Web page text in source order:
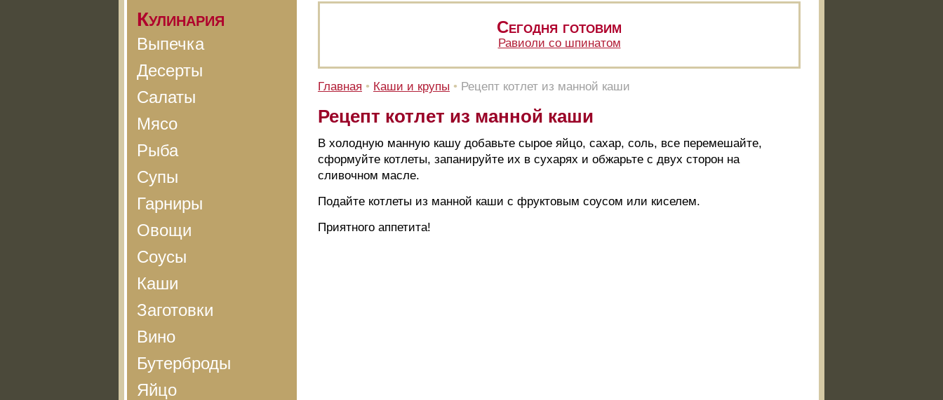
Кулинария
Выпечка
Десерты
Салаты
Мясо
Рыба
Супы
Гарниры
Овощи
Соусы
Каши
Заготовки
Вино
Бутерброды
Яйцо
Сегодня готовим
Равиоли со шпинатом
Главная • Каши и крупы • Рецепт котлет из манной каши
Рецепт котлет из манной каши
В холодную манную кашу добавьте сырое яйцо, сахар, соль, все перемешайте,
сформуйте котлеты, запанируйте их в сухарях и обжарьте с двух сторон на
сливочном масле.
Подайте котлеты из манной каши с фруктовым соусом или киселем.
Приятного аппетита!